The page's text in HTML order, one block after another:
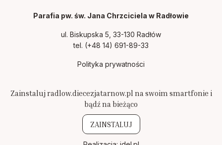
Parafia pw. św. Jana Chrzciciela w Radłowie
ul. Biskupska 5, 33-130 Radłów
tel. (+48 14) 691-89-33
Polityka prywatności
Zainstaluj radlow.diecezjatarnow.pl na swoim smartfonie i
bądź na bieżąco
ZAINSTALUJ